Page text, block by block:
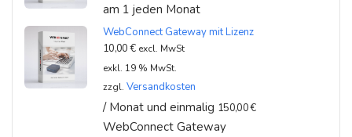
am 1 jeden Monat
WebConnect Gateway mit Lizenz
10,00€ excl. MwSt
exkl. 19 % MwSt.
zzgl.Versandkosten
/ Monat und einmalig 150,00€
WebConnect Gateway